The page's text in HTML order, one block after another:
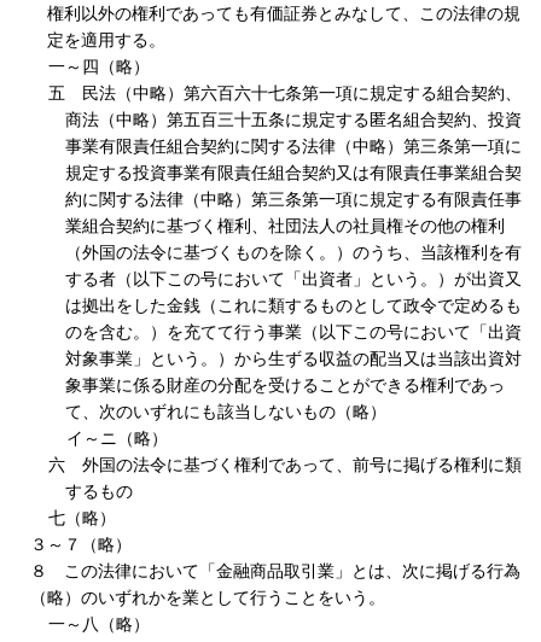
権利以外の権利であっても有価証券とみなして、この法律の規
定を適用する。
一～四（略）
五 民法（中略）第六百六十七条第一項に規定する組合契約、
商法（中略）第五百三十五条に規定する匿名組合契約、投資
事業有限責任組合契約に関する法律（中略）第三条第一項に
規定する投資事業有限責任組合契約又は有限責任事業組合契
約に関する法律（中略）第三条第一項に規定する有限責任事
業組合契約に基づく権利、社団法人の社員権その他の権利
（外国の法令に基づくものを除く。）のうち、当該権利を有
する者（以下この号において「出資者」という。）が出資又
は拠出をした金銭（これに類するものとして政令で定めるも
のを含む。）を充てて行う事業（以下この号において「出資
対象事業」という。）から生ずる収益の配当又は当該出資対
象事業に係る財産の分配を受けることができる権利であっ
て、次のいずれにも該当しないもの（略）
イ～ニ（略）
六 外国の法令に基づく権利であって、前号に掲げる権利に類
するもの
七（略）
３～７（略）
８ この法律において「金融商品取引業」とは、次に掲げる行為
（略）のいずれかを業として行うことをいう。
一～八（略）